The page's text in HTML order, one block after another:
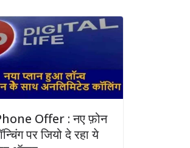
Offer : नए फ़ोन
पर जियो दे रहा ये